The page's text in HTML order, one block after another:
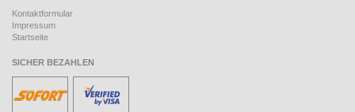
Kontaktformular
Impressum
Startseite
SICHER BEZAHLEN